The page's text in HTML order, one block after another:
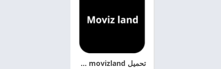
تحميل movizland مهكر 2026 اخر اصدار مجانا